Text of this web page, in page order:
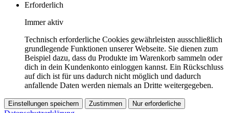
Erforderlich
Immer aktiv
Technisch erforderliche Cookies gewährleisten ausschließlich
grundlegende Funktionen unserer Webseite. Sie dienen zum
Beispiel dazu, dass du Produkte im Warenkorb sammeln oder
dich in dein Kundenkonto einloggen kannst. Ein Rückschluss
auf dich ist für uns dadurch nicht möglich und dadurch
anfallende Daten werden niemals an Dritte weitergegeben.
Einstellungen speichern Zustimmen Nur erforderliche